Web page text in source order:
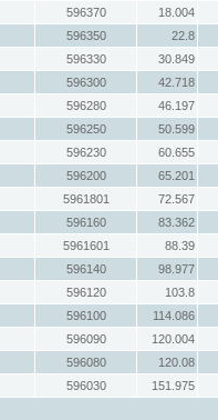
596370
18.004
596350
22.8
596330
30.849
596300
42.718
596280
46.197
596250
50.599
596230
60.655
596200
65.201
5961801
72.567
596160
83.362
5961601
88.39
596140
98.977
596120
103.8
596100
114.086
596090
120.004
596080
120.08
596030
151.975